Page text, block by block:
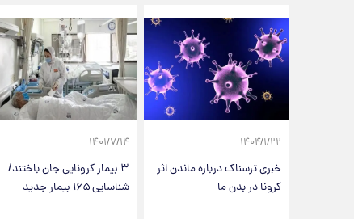
۱۴۰۴/۱/۲۲
خبری ترسناک درباره ماندن اثر
کرونا در بدن ما
۱۴۰۱/۷/۱۴
۳ بیمار کرونایی جان باختند/
شناسایی ۱۶۵ بیمار جدید